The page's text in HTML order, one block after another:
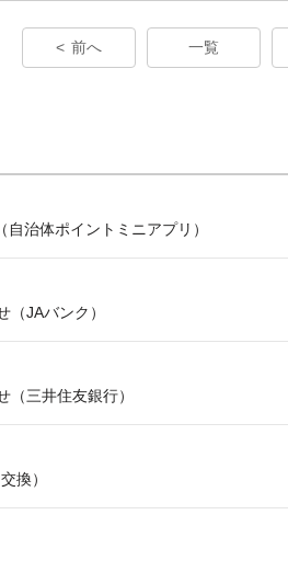
前へ 一覧
治体ポイントミニアプリ）
JAバンク）
三井住友銀行）
換）